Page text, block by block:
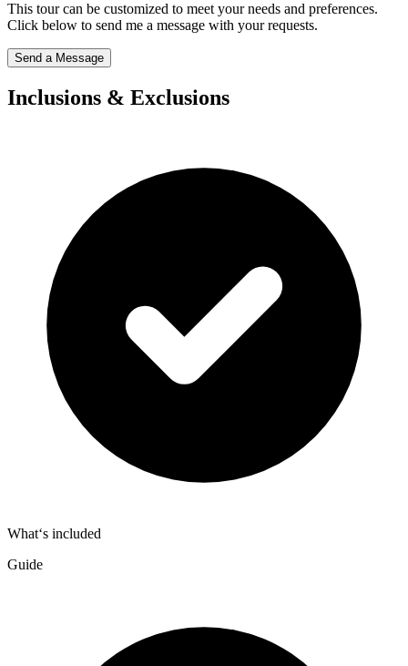
This tour can be customized to meet your needs and preferences.
Click below to send me a message with your requests.
Send a Message
Inclusions & Exclusions
What‘s included
Guide